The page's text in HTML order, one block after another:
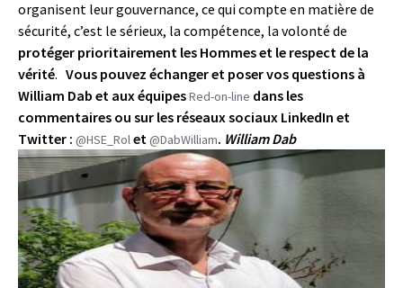
organisent leur gouvernance, ce qui compte en matière de
sécurité, c’est le sérieux, la compétence, la volonté de
protéger prioritairement les Hommes et le respect de la
vérité. Vous pouvez échanger et poser vos questions à
William Dab et aux équipesRed-on-line dans les
commentaires ou sur les réseaux sociaux LinkedIn et
Twitter : @HSE_Rolet@DabWilliam. William Dab